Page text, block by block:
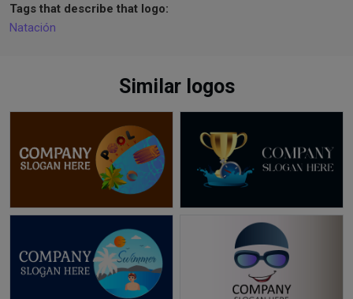
Tags that describe that logo:
Natación
Similar logos